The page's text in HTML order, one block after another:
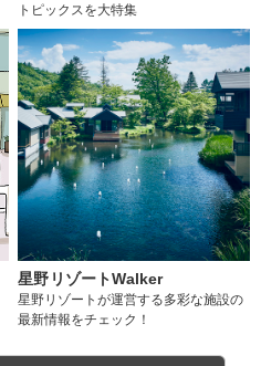
トピックスを大特集
星野リゾートWalker
星野リゾートが運営する多彩な施設の
最新情報をチェック！